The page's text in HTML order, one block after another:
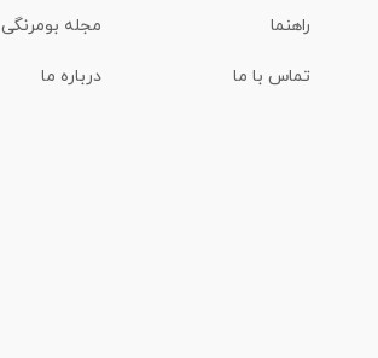
راهنما مجله بومرنگی
تماس با ما درباره ما